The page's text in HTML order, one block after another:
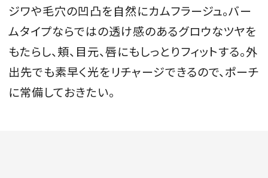
ジワや毛穴の凹凸を自然にカムフラージュ。バー
ムタイプならではの透け感のあるグロウなツヤを
もたらし、頬、目元、唇にもしっとりフィットする。外
出先でも素早く光をリチャージできるので、ポーチ
に常備しておきたい。